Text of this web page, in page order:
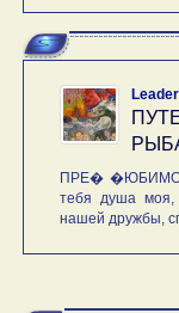
ПРЕ�
тебя душа моя,
нашей дружбы,